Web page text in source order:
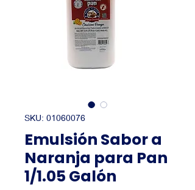
SKU: 01060076
Emulsión Sabor a
Naranja para Pan
1/1.05 Galón